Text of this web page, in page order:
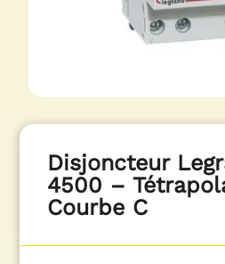
Disjoncteur
4500 –
Courbe C